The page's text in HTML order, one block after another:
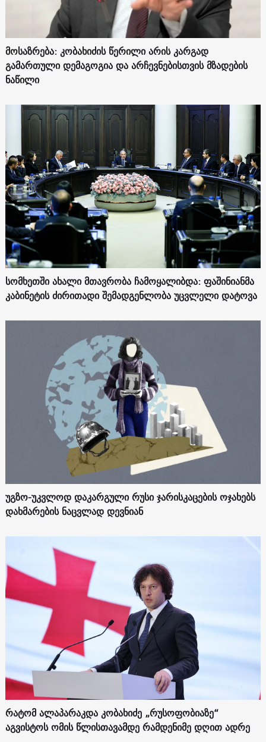
მოსაზრება: კობახიძის წერილი არის კარგად
გამართული დემაგოგია და არჩევნებისთვის მზადების
ნაწილი
სომხეთში ახალი მთავრობა ჩამოყალიბდა: ფაშინიანმა
კაბინეტის ძირითადი შემადგენლობა უცვლელი დატოვა
უგზო-უკვლოდ დაკარგული რუსი ჯარისკაცების ოჯახებს
დახმარების ნაცვლად დევნიან
რატომ ალაპარაკდა კობახიძე „რუსოფობიაზე“
აგვისტოს ომის წლისთავამდე რამდენიმე დღით ადრე